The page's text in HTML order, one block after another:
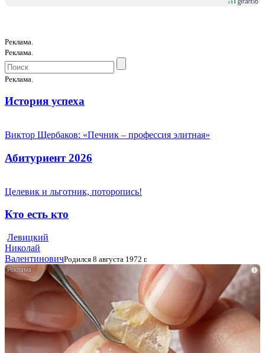
Реклама.
Реклама.
Реклама.
История успеха
Виктор Щербаков: «Печник – профессия элитная»
Абитуриент 2026
Целевик и льготник, поторопись!
Кто есть кто
Левицкий
Николай
ВалентиновичРодился 8 августа 1972 г.
i